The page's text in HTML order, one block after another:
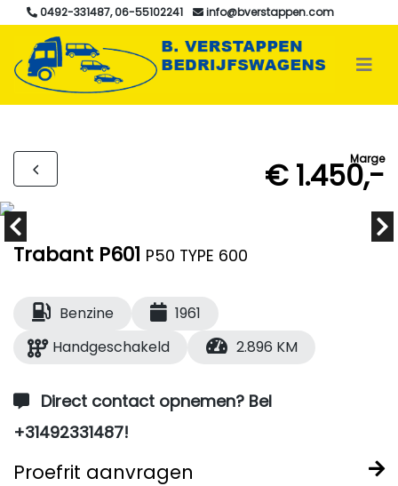
0492-331487, 06-55102241 info@bverstappen.com
Marge
€ 1.450,-
Trabant P601 P50 TYPE 600
Benzine
1961
Handgeschakeld
2.896 KM
Direct contact opnemen? Bel
+31492331487!
Proefrit aanvragen